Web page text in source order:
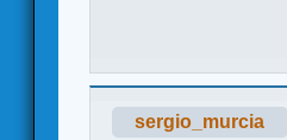
sergio_murcia